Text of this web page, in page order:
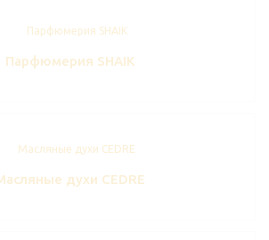
Парфюмерия SHAIK
духи CEDRE